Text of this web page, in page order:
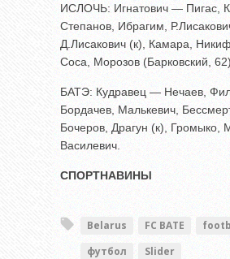
ИСЛОЧЬ: Игнатович — Пигас,
Степанов, Ибрагим,
Д.Лисакович (к), Камара,
Соса, Морозов (Барковский, 62).
БАТЭ: Кудравец — Нечаев,
Бордачев, Малькевич,
Бочеров, Драгун (к), Громыко,
Василевич.
СПОРТНАВИНЫ
Belarus FC BATE
футбол
Slider